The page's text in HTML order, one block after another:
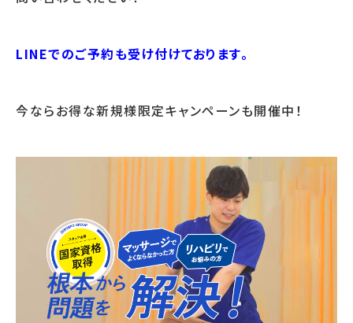
LINEでのご予約も受け付けております。
今ならお得な新規様限定キャンペーンも開催中！